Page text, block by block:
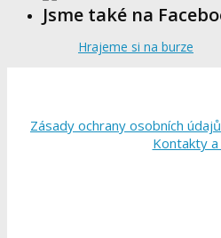
Jsme také na
Hrajeme si na burze
Zásady ochrany osobních údajů
Kontakty